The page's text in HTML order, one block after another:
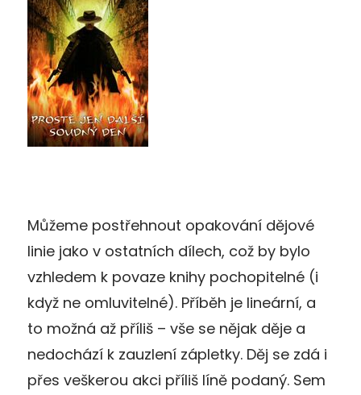
Můžeme postřehnout opakování dějové
linie jako v ostatních dílech, což by bylo
vzhledem k povaze knihy pochopitelné (i
když ne omluvitelné). Příběh je lineární, a
to možná až příliš – vše se nějak děje a
nedochází k zauzlení zápletky. Děj se zdá i
přes veškerou akci příliš líně podaný. Sem